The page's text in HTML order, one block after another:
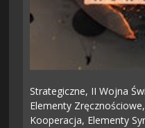
Strategiczne, II Wojna
Elementy
Kooperacja, Elementy